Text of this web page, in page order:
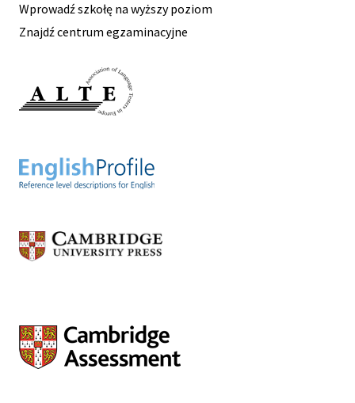
Wprowadź szkołę na wyższy poziom
Znajdź centrum egzaminacyjne